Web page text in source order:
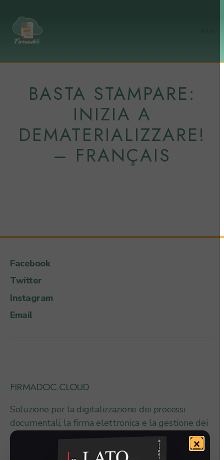
×
BASTA STAMPARE:
INIZIA A
DEMATERIALIZZARE!
– FRANÇAIS
Facebook
Twitter
Instagram
Email
FIRMADOC.CLOUD
Soluzione per la digitalizzazione dei processi
documentali, la firma elettronica e la gestione dei
documenti a valore legale.